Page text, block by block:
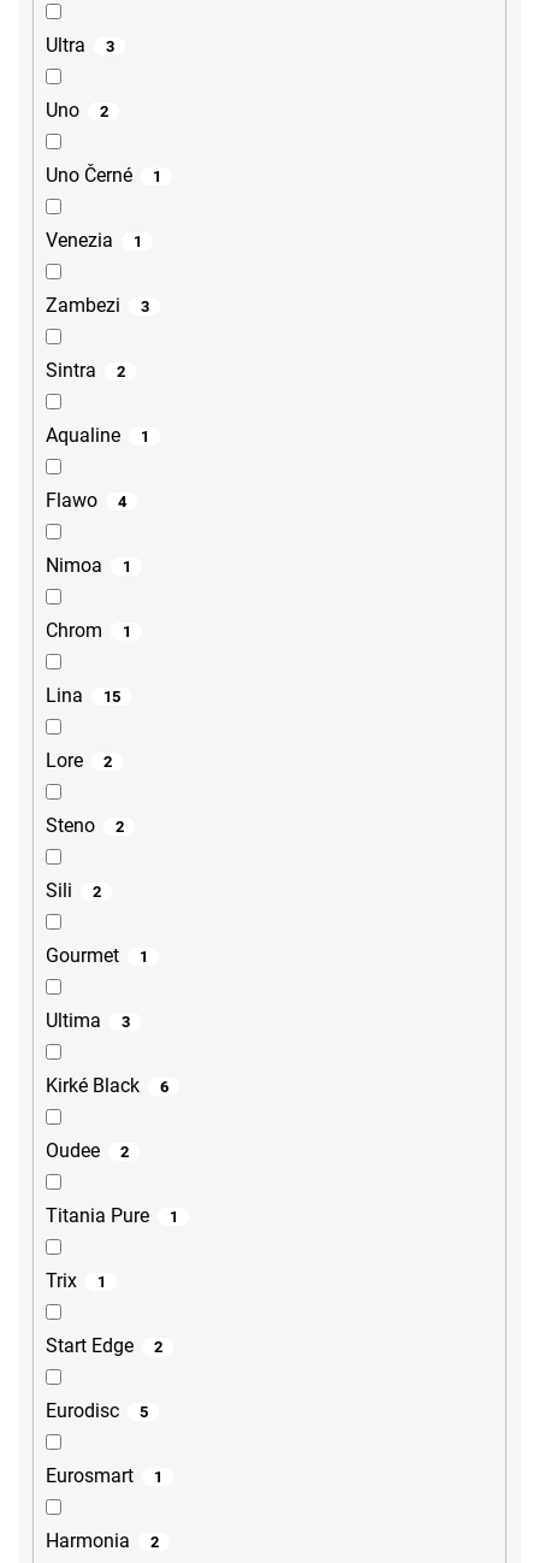
Ultra 3
Uno 2
Uno Černé 1
Venezia 1
Zambezi 3
Sintra 2
Aqualine 1
Flawo 4
Nimoa 1
Chrom 1
Lina 15
Lore 2
Steno 2
Sili 2
Gourmet 1
Ultima 3
Kirké Black 6
Oudee 2
Titania Pure 1
Trix 1
Start Edge 2
Eurodisc 5
Eurosmart 1
Harmonia 2